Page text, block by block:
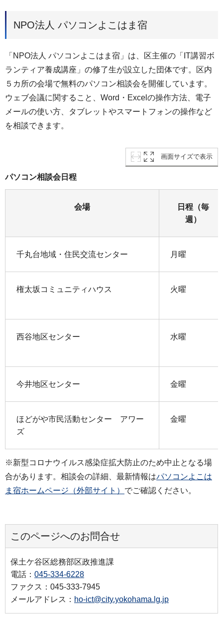
NPO法人 パソコンよこはま宿
「NPO法人 パソコンよこはま宿」は、区主催の「IT講習ボ
ランティア養成講座」の修了生が設立した団体です。区内
５カ所の会場で無料のパソコン相談会を開催しています。
ウェブ会議に関すること、Word・Excelの操作方法、電子
メールの使い方、タブレットやスマートフォンの操作など
を相談できます。
画面サイズで表示
パソコン相談会日程
会場
日程（毎
週）
千丸台地域・住民交流センター 月曜
権太坂コミュニティハウス 火曜
西谷地区センター 水曜
今井地区センター 金曜
ほどがや市民活動センター アワー
ズ
金曜
※新型コロナウイルス感染症拡大防止のため中止となる場
合があります。相談会の詳細、最新情報はパソコンよこは
ま宿ホームページ（外部サイト） でご確認ください。
このページへのお問合せ
保土ケ谷区総務部区政推進課
電話： 045-334-6228
ファクス：045-333-7945
メールアドレス： ho-ict@city.yokohama.lg.jp